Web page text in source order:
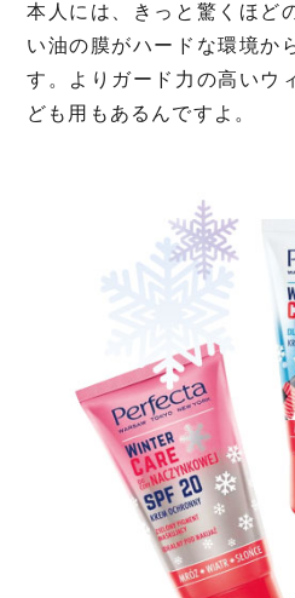
本人には、きっと驚くほど
い油の膜がハードな環境か
す。よりガード力の高いウ
ども用もあるんですよ。